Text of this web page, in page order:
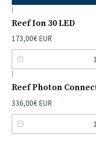
|
Reef Ion 30 LED
173,00€ EUR
Quantidade
|
Reef Photon
336,00€ EUR
Quantidade